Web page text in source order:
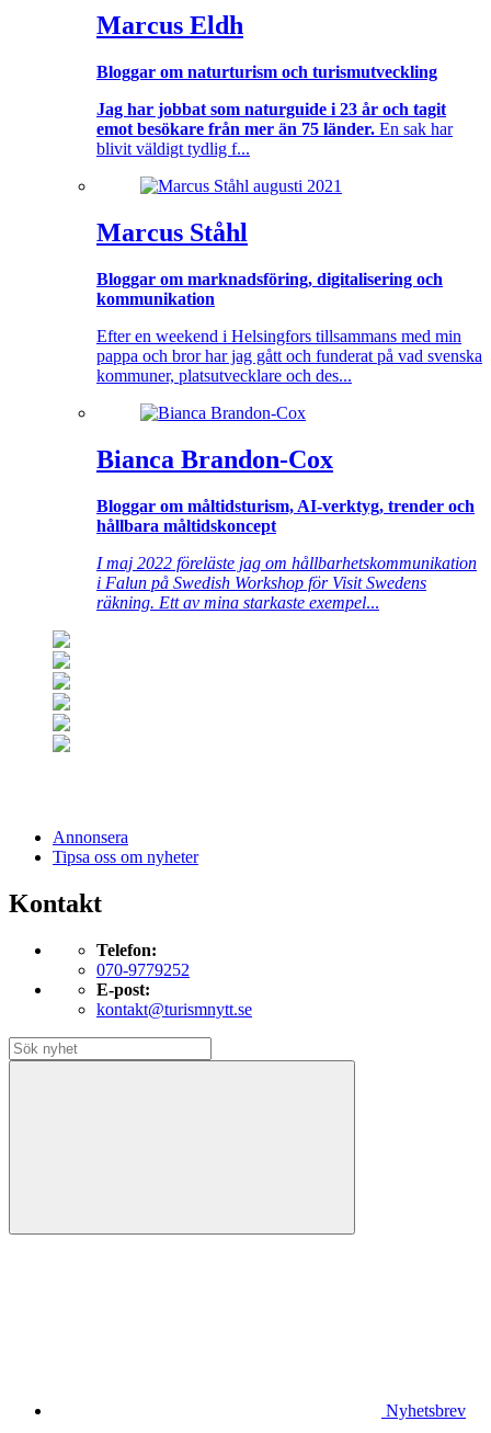
Marcus Eldh
Bloggar om naturturism och turismutveckling
Jag har jobbat som naturguide i 23 år och tagit
emot besökare från mer än 75 länder. En sak har
blivit väldigt tydlig f...
Marcus Ståhl
Bloggar om marknadsföring, digitalisering och
kommunikation
Efter en weekend i Helsingfors tillsammans med min
pappa och bror har jag gått och funderat på vad svenska
kommuner, platsutvecklare och des...
Bianca Brandon-Cox
Bloggar om måltidsturism, AI-verktyg, trender och
hållbara måltidskoncept
I maj 2022 föreläste jag om hållbarhetskommunikation
i Falun på Swedish Workshop för Visit Swedens
räkning. Ett av mina starkaste exempel...
Annonsera
Tipsa oss om nyheter
Kontakt
Telefon:
070-9779252
E-post:
kontakt@turismnytt.se
Nyhetsbrev